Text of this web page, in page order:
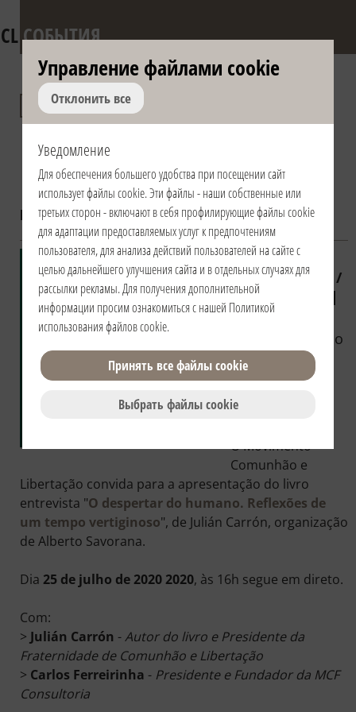
CLСОБЫТИЯ
Презентации книги
"Пробуждение
человечности"
Год: 2020
7/25/2020 |
16:00 | Brasile /
Brazil / Brasil |
Streaming
Apresentação do
livro de Julián
Carrón "O
despertar do
humano"
O Movimento
Comunhão e
Libertação convida para a apresentação do livro
entrevista "O despertar do humano. Reflexões de
um tempo vertiginoso", de Julián Carrón, organização
de Alberto Savorana.
Dia 25 de julho de 2020 2020, às 16h segue em direto.
Com:
> Julián Carrón -Autor do livro e Presidente da
Fraternidade de Comunhão e Libertação
> Carlos Ferreirinha - Presidente e Fundador da MCF
Consultoria
Управление файлами сookie
Отклонить все
Уведомление
Для обеспечения большего удобства при посещении сайт
использует файлы сookie. Эти файлы - наши собственные или
третьих сторон - включают в себя профилирующие файлы сookie
для адаптации предоставляемых услуг к предпочтениям
пользователя, для анализа действий пользователей на сайте с
целью дальнейшего улучшения сайта и в отдельных случаях для
рассылки рекламы. Для получения дополнительной
информации просим ознакомиться с нашей Политикой
использования файлов cookie.
Выбрать файлы сookie
Принять все файлы сookie